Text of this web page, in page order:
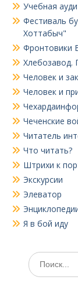
Учебная
Фестиваль
Хоттабыч"
Фронтовики
Хлебозавод.
Человек и
Человек и
Чеченские
Читатель
Что читать?
Штрихи к
Экскурсии
Элеватор
Я в бой иду
Поиск
по: